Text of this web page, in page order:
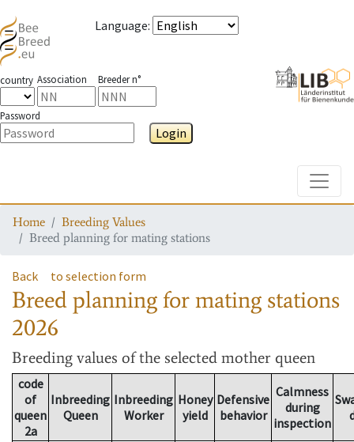
Language:
country Association Breeder n°
Password
Login
Home
Breeding Values
Breed planning for mating stations
Back to selection form
Breed planning for mating stations
2026
Breeding values of the selected mother queen
code
of
queen
2a
Inbreeding
Queen
Inbreeding
Worker
Honey
yield
Defensive
behavior
Calmness
during
inspection